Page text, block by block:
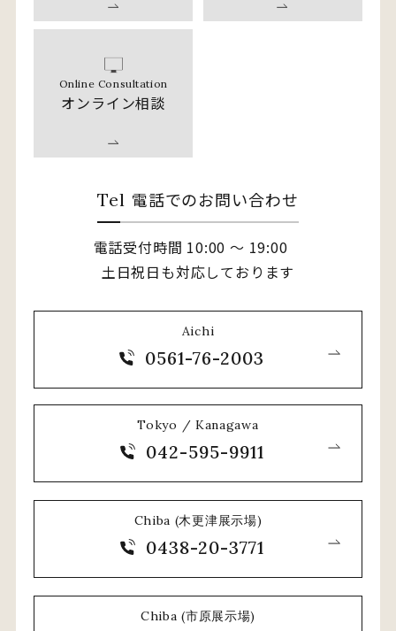
Online Consultation
オンライン相談
Tel 電話でのお問い合わせ
電話受付時間 10:00 〜 19:00
土日祝日も対応しております
Aichi
0561-76-2003
Tokyo / Kanagawa
042-595-9911
Chiba (木更津展示場)
0438-20-3771
Chiba (市原展示場)